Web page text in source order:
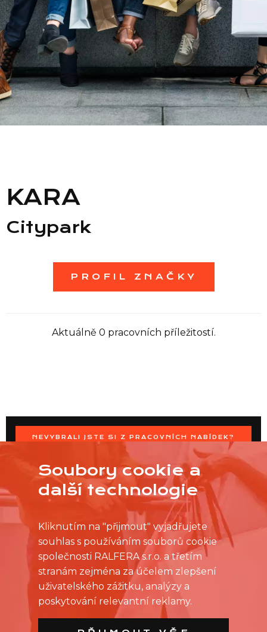
Seznam prodejen
KARA
Citypark
PROFIL ZNAČKY
Aktuálně 0 pracovních příležitostí.
NEVYBRALI JSTE SI Z PRACOVNÍCH NABÍDEK?
OSLOVTE PRODEJNU PŘÍMO S VAŠIMI ČASOVÝMI
MOŽNOSTMI
Soubory cookie a
další technologie
Kliknutím na "přijmout" vyjadřujete
souhlas s používáním souborů cookie
společnosti RALFERA s.r.o. a třetím
stranám zejména za účelem zlepšení
uživatelského zážitku, analýzy a
poskytování relevantní reklamy.